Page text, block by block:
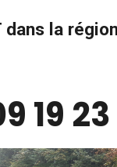
dans la
19 23